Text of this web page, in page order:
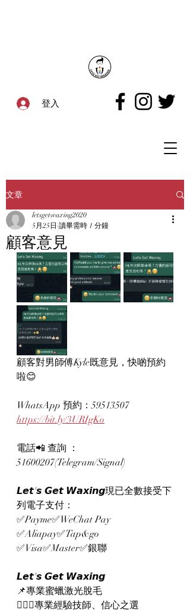
登入
文章
顧客意見
letsgetwaxing2020
5月25日 讀畢需時 1 分鐘
顧客對男師傅Kyle既意見，快啲預約
啦😊
WhatsApp 預約：59513507
https://bit.ly/3URIgKo
電話📲 查詢 ：
51600207(Telegram/Signal)
𝙇𝙚𝙩'𝙨 𝙂𝙚𝙩 𝙒𝙖𝙭𝙞𝙣𝙜現已全數接受下
列電子支付：
✅Payme✅WeChat Pay
✅Aliapay✅Tap&go
✅Visa✅Master✅銀聯
𝙇𝙚𝙩'𝙨 𝙂𝙚𝙩 𝙒𝙖𝙭𝙞𝙣𝙜
📌專業蜜蠟激光脫毛
👨🏻‍⚕️專業經驗技師、信心之選